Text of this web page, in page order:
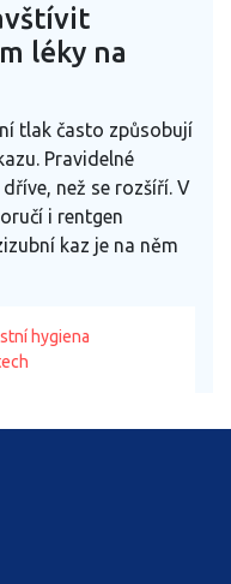
léky na
tlak často způsobují
Pravidelné
než se rozšíří. V
i rentgen
kaz je na něm
hygiena